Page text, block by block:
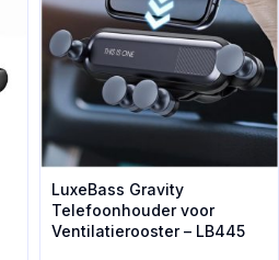
LuxeBass Gravity
Telefoonhouder voor
Ventilatierooster – LB445